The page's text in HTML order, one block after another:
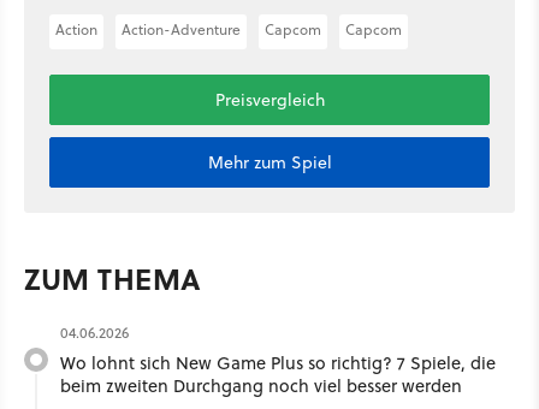
Action Action-Adventure Capcom Capcom
Preisvergleich
Mehr zum Spiel
ZUM THEMA
04.06.2026
Wo lohnt sich New Game Plus so richtig? 7 Spiele, die
beim zweiten Durchgang noch viel besser werden